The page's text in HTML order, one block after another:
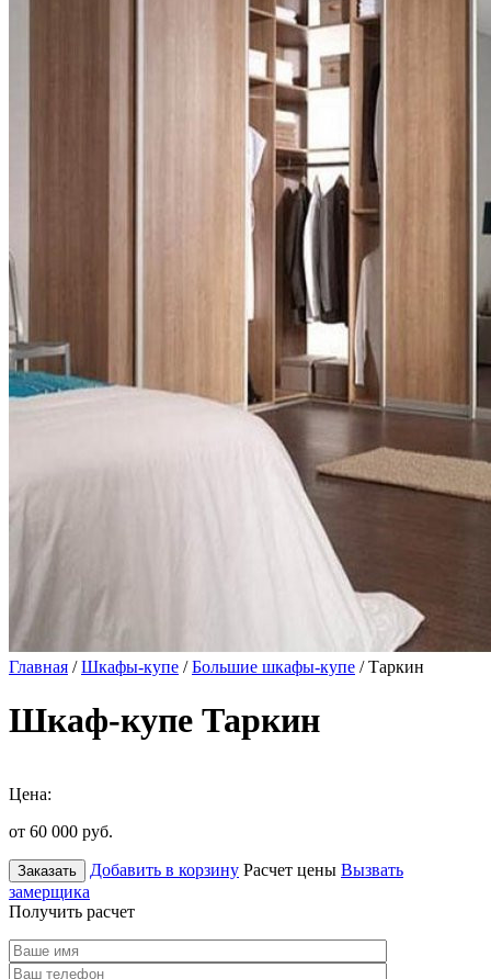
Главная /Шкафы-купе /Большие шкафы-купе / Таркин
Шкаф-купе Таркин
Цена:
от 60 000 руб.
Заказать Добавить в корзину Расчет цены Вызвать
замерщика
Получить расчет